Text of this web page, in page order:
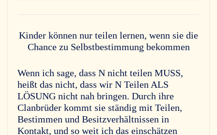
Kinder können nur teilen lernen, wenn sie die
Chance zu Selbstbestimmung bekommen
Wenn ich sage, dass N nicht teilen MUSS,
heißt das nicht, dass wir N Teilen ALS
LÖSUNG nicht nah bringen. Durch ihre
Clanbrüder kommt sie ständig mit Teilen,
Bestimmen und Besitzverhältnissen in
Kontakt, und so weit ich das einschätzen